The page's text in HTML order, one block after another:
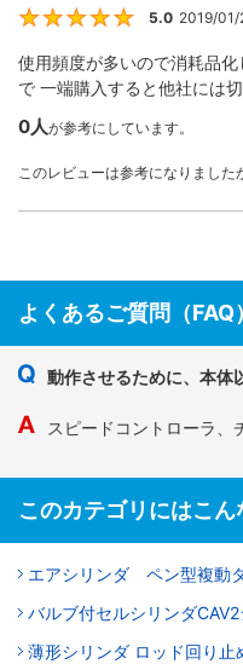
5.0 2019/01/
使用頻度が多いので消耗品
で 一端購入すると他社には
0人が参考にしています。
このレビューは参考になりました
よくあるご質問（FAQ）
動作させるために、本体
スピードコントローラ、
このカテゴリにはこん
エアシリンダ ペン型複動
バルブ付セルシリンダ
薄形シリンダ ロッド回り